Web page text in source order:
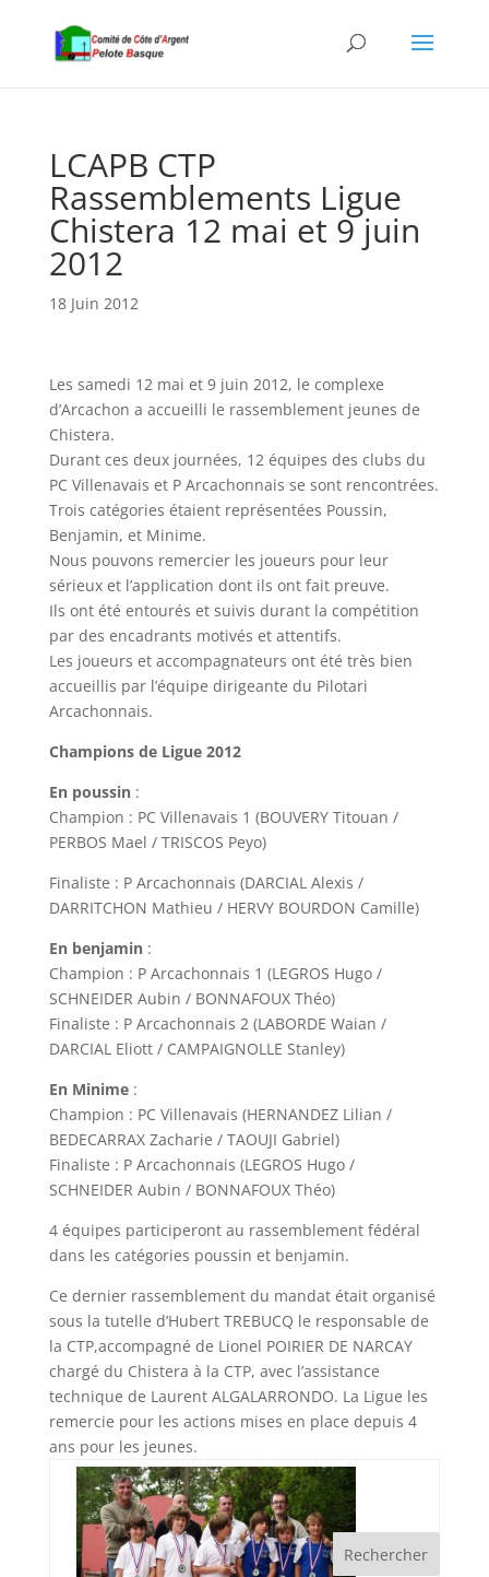
LCAPB CTP
Rassemblements Ligue
Chistera 12 mai et 9 juin
2012
18 Juin 2012
Les samedi 12 mai et 9 juin 2012, le complexe
d’Arcachon a accueilli le rassemblement jeunes de
Chistera.
Durant ces deux journées, 12 équipes des clubs du
PC Villenavais et P Arcachonnais se sont rencontrées.
Trois catégories étaient représentées Poussin,
Benjamin, et Minime.
Nous pouvons remercier les joueurs pour leur
sérieux et l’application dont ils ont fait preuve.
Ils ont été entourés et suivis durant la compétition
par des encadrants motivés et attentifs.
Les joueurs et accompagnateurs ont été très bien
accueillis par l’équipe dirigeante du Pilotari
Arcachonnais.
Champions de Ligue 2012
En poussin:
Champion : PC Villenavais 1 (BOUVERY Titouan /
PERBOS Mael / TRISCOS Peyo)
Finaliste : P Arcachonnais (DARCIAL Alexis /
DARRITCHON Mathieu / HERVY BOURDON Camille)
En benjamin:
Champion : P Arcachonnais 1 (LEGROS Hugo /
SCHNEIDER Aubin / BONNAFOUX Théo)
Finaliste : P Arcachonnais 2 (LABORDE Waian /
DARCIAL Eliott / CAMPAIGNOLLE Stanley)
En Minime:
Champion : PC Villenavais (HERNANDEZ Lilian /
BEDECARRAX Zacharie / TAOUJI Gabriel)
Finaliste : P Arcachonnais (LEGROS Hugo /
SCHNEIDER Aubin / BONNAFOUX Théo)
4 équipes participeront au rassemblement fédéral
dans les catégories poussin et benjamin.
Ce dernier rassemblement du mandat était organisé
sous la tutelle d’Hubert TREBUCQ le responsable de
la CTP,accompagné de Lionel POIRIER DE NARCAY
chargé du Chistera à la CTP, avec l’assistance
technique de Laurent ALGALARRONDO. La Ligue les
remercie pour les actions mises en place depuis 4
ans pour les jeunes.